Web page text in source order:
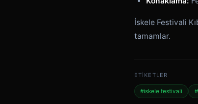
İskele Festivali
tamamlar.
ETIKETLER
#iskele festivali